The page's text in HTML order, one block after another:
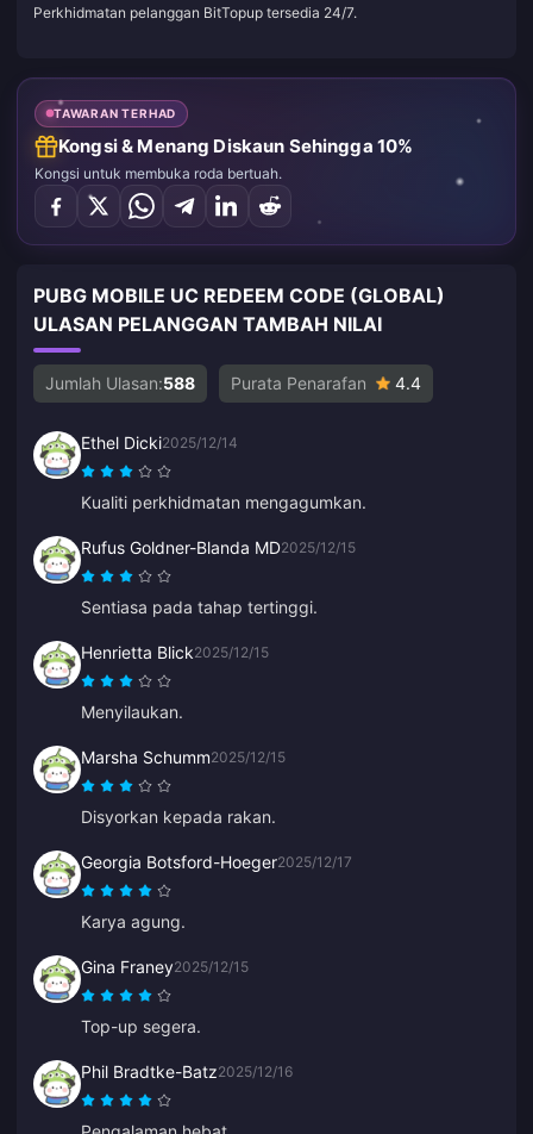
Perkhidmatan pelanggan BitTopup tersedia 24/7.
TAWARAN TERHAD
Kongsi & Menang Diskaun Sehingga 10%
Kongsi untuk membuka roda bertuah.
PUBG MOBILE UC REDEEM CODE (GLOBAL)
ULASAN PELANGGAN TAMBAH NILAI
Jumlah Ulasan:588 Purata Penarafan 4.4
Ethel Dicki2025/12/14
Kualiti perkhidmatan mengagumkan.
Rufus Goldner-Blanda MD2025/12/15
Sentiasa pada tahap tertinggi.
Henrietta Blick2025/12/15
Menyilaukan.
Marsha Schumm2025/12/15
Disyorkan kepada rakan.
Georgia Botsford-Hoeger2025/12/17
Karya agung.
Gina Franey2025/12/15
Top-up segera.
Phil Bradtke-Batz2025/12/16